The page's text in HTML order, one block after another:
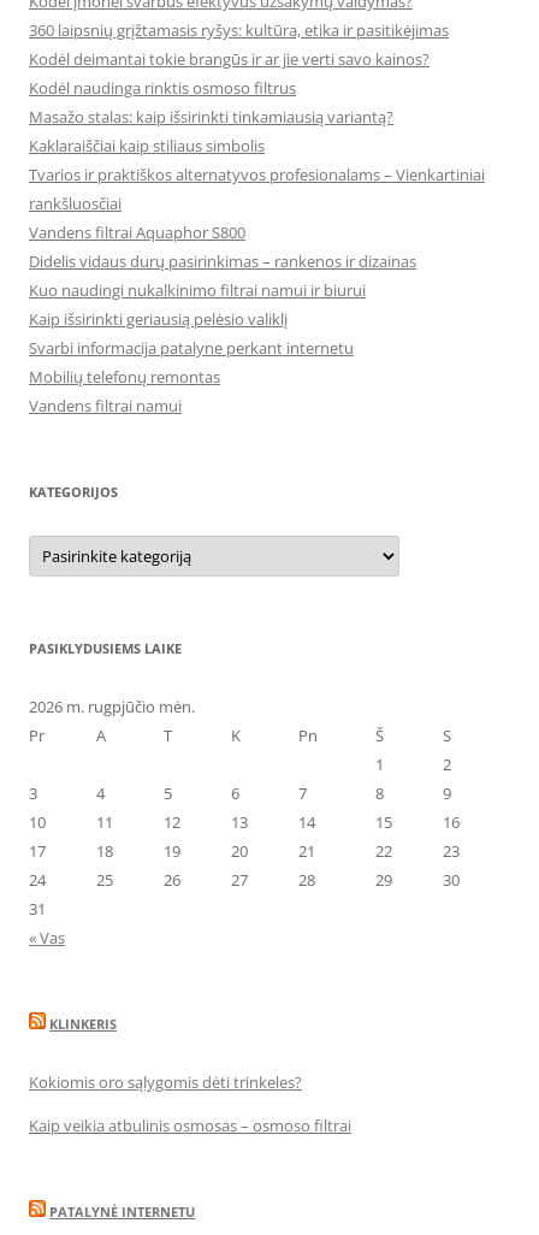
360 laipsnių grįžtamasis ryšys: kultūra, etika ir pasitikėjimas
Kodėl deimantai tokie brangūs ir ar jie verti savo kainos?
Kodėl naudinga rinktis osmoso filtrus
Masažo stalas: kaip išsirinkti tinkamiausią variantą?
Kaklaraiščiai kaip stiliaus simbolis
Tvarios ir praktiškos alternatyvos profesionalams – Vienkartiniai
rankšluosčiai
Vandens filtrai Aquaphor S800
Didelis vidaus durų pasirinkimas – rankenos ir dizainas
Kuo naudingi nukalkinimo filtrai namui ir biurui
Kaip išsirinkti geriausią pelėsio valiklį
Svarbi informacija patalyne perkant internetu
Mobilių telefonų remontas
Vandens filtrai namui
KATEGORIJOS
Kategorijos
PASIKLYDUSIEMS LAIKE
2026 m. rugpjūčio mėn.
Pr
A T K Pn Š
S
1
2
3
4 5 6 7 8
9
10
11 12 13 14 15
16
17
18 19 20 21 22
23
24
25 26 27 28 29
30
31
« Vas
KLINKERIS
Kokiomis oro sąlygomis dėti trinkeles?
Kaip veikia atbulinis osmosas – osmoso filtrai
PATALYNĖ INTERNETU